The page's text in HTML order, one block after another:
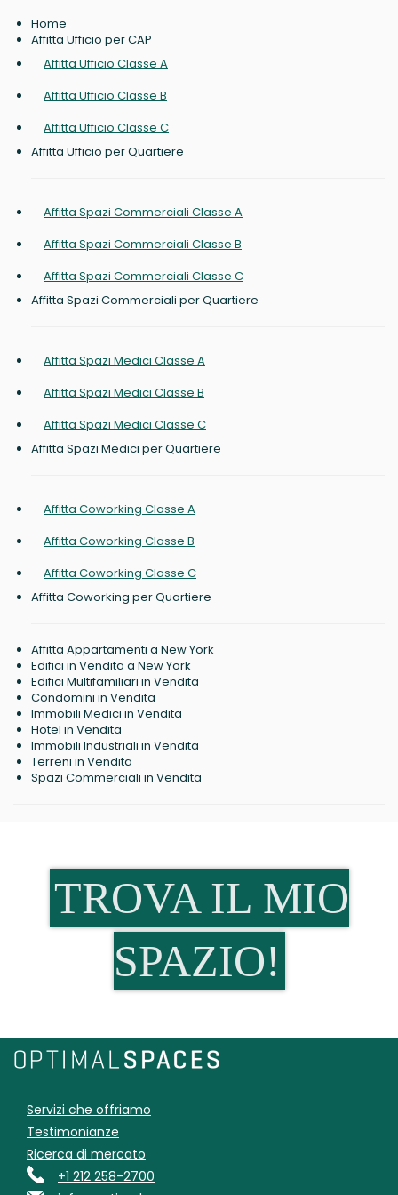
Home
Affitta Ufficio per CAP
Affitta Ufficio Classe A
Affitta Ufficio Classe B
Affitta Ufficio Classe C
Affitta Ufficio per Quartiere
Affitta Spazi Commerciali Classe A
Affitta Spazi Commerciali Classe B
Affitta Spazi Commerciali Classe C
Affitta Spazi Commerciali per Quartiere
Affitta Spazi Medici Classe A
Affitta Spazi Medici Classe B
Affitta Spazi Medici Classe C
Affitta Spazi Medici per Quartiere
Affitta Coworking Classe A
Affitta Coworking Classe B
Affitta Coworking Classe C
Affitta Coworking per Quartiere
Affitta Appartamenti a New York
Edifici in Vendita a New York
Edifici Multifamiliari in Vendita
Condomini in Vendita
Immobili Medici in Vendita
Hotel in Vendita
Immobili Industriali in Vendita
Terreni in Vendita
Spazi Commerciali in Vendita
TROVA IL MIO
SPAZIO!
Servizi che offriamo
Testimonianze
Ricerca di mercato
+1 212 258-2700